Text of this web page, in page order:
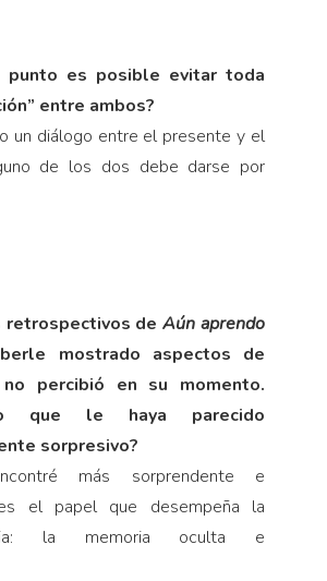
punto es posible evitar toda
entre ambos?
un diálogo entre el presente y el
de los dos debe darse por
retrospectivos deAún aprendo
mostrado aspectos de
percibió en su momento.
que le haya parecido
sorpresivo?
más sorprendente e
el papel que desempeña la
la memoria oculta e